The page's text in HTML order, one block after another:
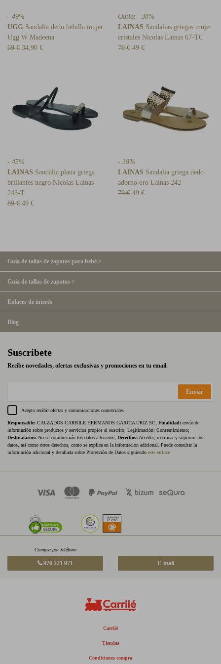
- 49%
UGG Sandalia dedo hebilla mujer
Ugg W Madeena
69 € 34,90 €
Outlet - 38%
LAINAS Sandalias griegas mujer
cristales Nicolas Lainas 67-TC
79 € 49 €
- 45%
LAINAS Sandalia plana griega
brillantes negro Nicolas Lainas
243-T
89 € 49 €
- 38%
LAINAS Sandalia griega dedo
adorno oro Lainas 242
79 € 49 €
Guía de tallas de zapatos para bebé >
Guía de tallas de zapatos >
Enlaces de interés
Blog
Suscríbete
Recibe novedades, ofertas exclusivas y promociones en tu email.
Enviar
Acepto recibir ofertas y comunicaciones comerciales
Responsable: CALZADOS CARRILE HERMANOS GARCIA URIZ SC; Finalidad: envío de
información sobre productos y servicios propios al suscrito; Legitimación: Consentimiento;
Destinatarios: No se comunicarán los datos a terceros; Derechos: Acceder, rectificar y suprimir los
datos, así como otros derechos, como se explica en la información adicional. Puede consultar la
información adicional y detallada sobre Protección de Datos siguiendo este enlace
Compra por teléfono
976 221 971 E-mail
Carrilé
Tiendas
Condiciones compra